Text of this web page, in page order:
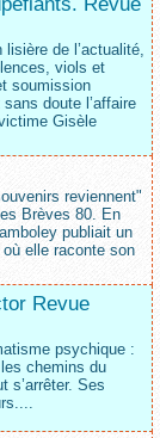
de l’actualité,
viols et
soumission
doute l’affaire
Gisèle
reviennent"
Brèves 80. En
publiait un
elle raconte son
Revue
psychique :
chemins du
s’arrêter. Ses